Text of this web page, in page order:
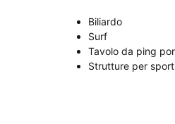
Biliardo
Surf
Tavolo da ping
Strutture per